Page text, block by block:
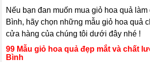
Nếu bạn đan muốn mua giỏ hoa quả
Bình, hãy chọn những mẫu giỏ hoa quả
cửa hàng của chúng tôi dưới đây nhé !
99 Mẫu giỏ hoa quả đẹp mắt và chất
Bình